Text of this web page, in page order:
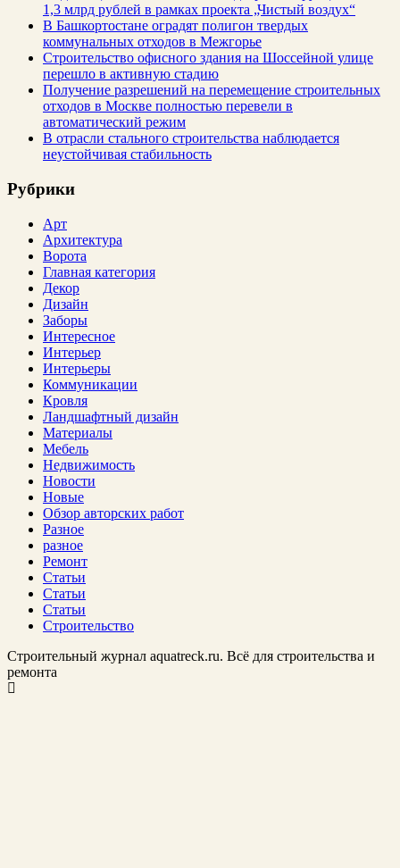
1,3 млрд рублей в рамках проекта „Чистый воздух“
В Башкортостане оградят полигон твердых
коммунальных отходов в Межгорье
Строительство офисного здания на Шоссейной улице
перешло в активную стадию
Получение разрешений на перемещение строительных
отходов в Москве полностью перевели в
автоматический режим
В отрасли стального строительства наблюдается
неустойчивая стабильность
Рубрики
Арт
Архитектура
Ворота
Главная категория
Декор
Дизайн
Заборы
Интересное
Интерьер
Интерьеры
Коммуникации
Кровля
Ландшафтный дизайн
Материалы
Мебель
Недвижимость
Новости
Новые
Обзор авторских работ
Разное
разное
Ремонт
Статьи
Статьи
Статьи
Строительство
Строительный журнал aquatreck.ru. Всё для строительства и
ремонта